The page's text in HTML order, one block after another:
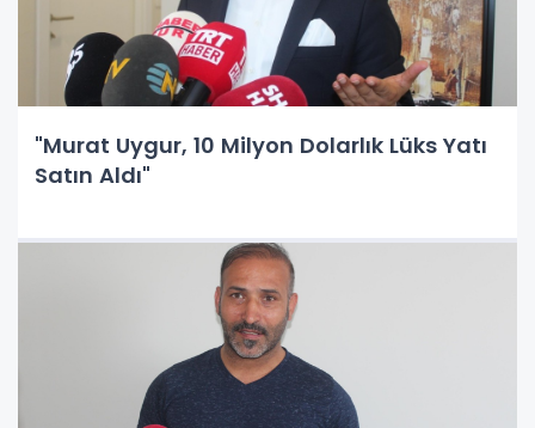
"Murat Uygur, 10 Milyon Dolarlık Lüks Yatı
Satın Aldı"